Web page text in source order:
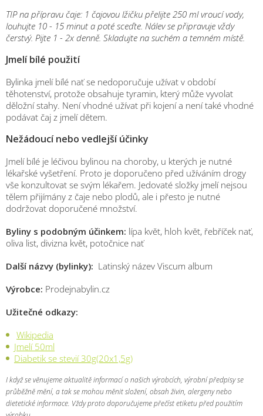
TIP na přípravu čaje: 1 čajovou lžičku přelijte 250 ml vroucí vody,
louhujte 10 - 15 minut a poté sceďte. Nálev se připravuje vždy
čerstvý. Pijte 1 - 2x denně. Skladujte na suchém a temném místě.
Jmelí bílé použití
Bylinka jmelí bílé nať se nedoporučuje užívat v období
těhotenství, protože obsahuje tyramin, který může vyvolat
děložní stahy. Není vhodné užívat při kojení a není také vhodné
podávat čaj z jmelí dětem.
Nežádoucí nebo vedlejší účinky
Jmelí bílé je léčivou bylinou na choroby, u kterých je nutné
lékařské vyšetření. Proto je doporučeno před užíváním drogy
vše konzultovat se svým lékařem. Jedovaté složky jmelí nejsou
tělem přijímány z čaje nebo plodů, ale i přesto je nutné
dodržovat doporučené množství.
Byliny s podobným účinkem: lípa květ, hloh květ, řebříček nať,
oliva list, divizna květ, potočnice nať
Další názvy (bylinky): Latinský název Viscum album
Výrobce: Prodejnabylin.cz
Užitečné odkazy:
Wikipedia
Jmelí 50ml
Diabetik se stevií 30g(20x1,5g)
I když se věnujeme aktualitě informací o našich výrobcích, výrobní předpisy se
průběžně mění, a tak se mohou měnit složení, obsah živin, alergeny nebo
dietetické informace. Vždy proto doporučujeme přečíst etiketu před použitím